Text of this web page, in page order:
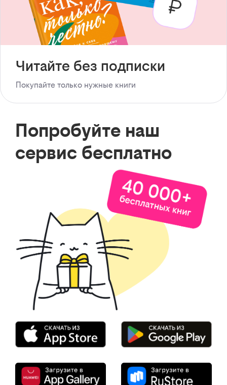
Читайте без подписки
Покупайте только нужные книги
Попробуйте наш
сервис бесплатно